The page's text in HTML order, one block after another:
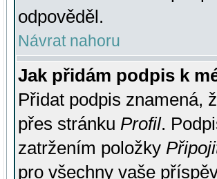
odpověděl.
Návrat nahoru
Jak přidám podpis k
Přidat podpis znamená,
přes stránku Profil.
zatržením položky
pro všechny vaše